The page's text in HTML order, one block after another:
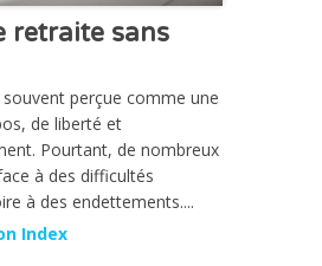
retraite sans
perçue comme une
de liberté et
Pourtant, de nombreux
à des difficultés
à des endettements....
Index